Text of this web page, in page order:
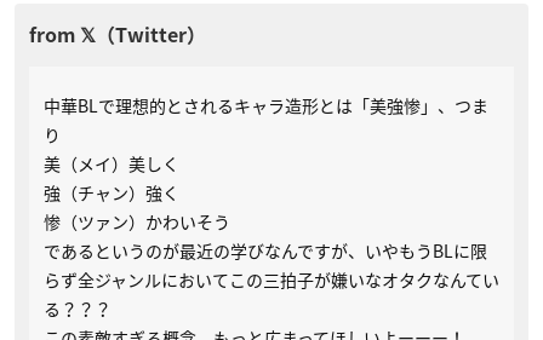
中華BLで理想的とされるキャラ造形とは「美強惨」、つま
り
美（メイ）美しく
強（チャン）強く
惨（ツァン）かわいそう
であるというのが最近の学びなんですが、いやもうBLに限
らず全ジャンルにおいてこの三拍子が嫌いなオタクなんてい
る？？？